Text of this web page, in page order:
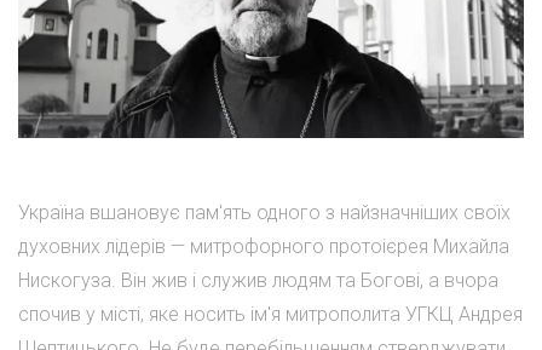
Україна вшановує пам'ять одного з найзначніших своїх
духовних лідерів — митрофорного протоієрея Михайла
Нискогузa. Він жив і служив людям та Богові, а вчора
спочив у місті, яке носить ім'я митрополита УГКЦ Андрея